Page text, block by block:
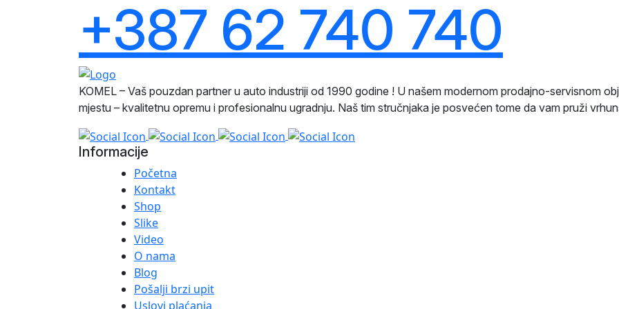
+387 62 740 740
KOMEL – Vaš pouzdan partner u auto industriji od 1990 godine ! U našem modernom prodajno-servisnom
mjestu – kvalitetnu opremu i profesionalnu ugradnju. Naš tim stručnjaka je posvećen tome da vam pruži
Informacije
Početna
Kontakt
Shop
Slike
Video
O nama
Blog
Pošalji brzi upit
Uslovi plaćanja